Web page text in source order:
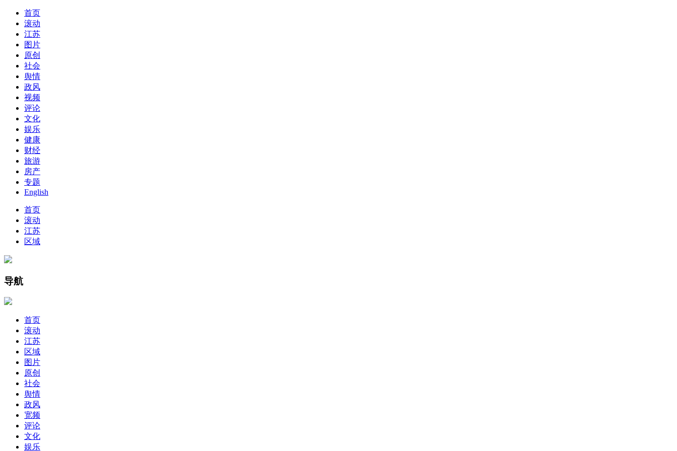
首页
滚动
江苏
图片
原创
社会
舆情
政风
视频
评论
文化
娱乐
健康
财经
旅游
房产
专题
English
首页
滚动
江苏
区域
导航
首页
滚动
江苏
区域
图片
原创
社会
舆情
政风
宽频
评论
文化
娱乐